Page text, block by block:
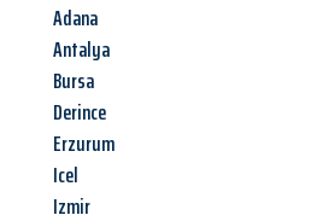
Adana
Antalya
Bursa
Derince
Erzurum
Icel
Izmir